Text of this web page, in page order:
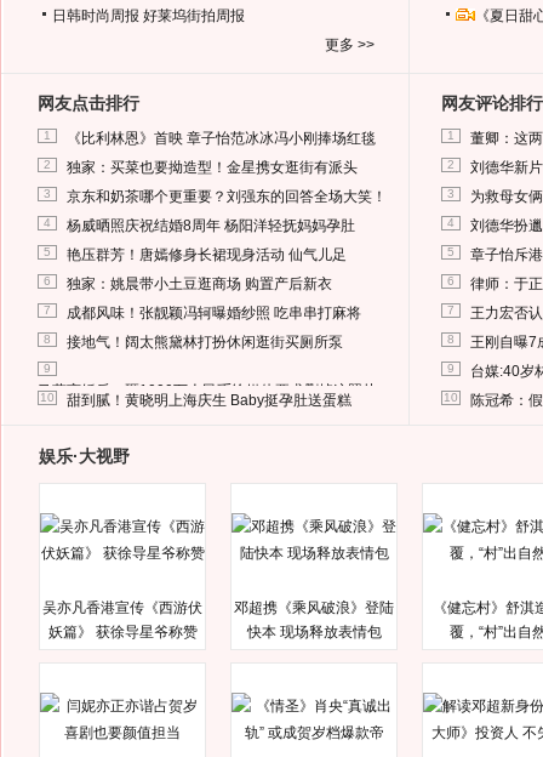
日韩时尚周报 好莱坞街拍周报
更多 >>
《夏日
网友点击排行
1 《比利林恩》首映 章子怡范冰冰冯小刚捧场红毯
2 独家：买菜也要拗造型！金星携女逛街有派头
3 京东和奶茶哪个更重要？刘强东的回答全场大笑！
4 杨威晒照庆祝结婚8周年 杨阳洋轻抚妈妈孕肚
5 艳压群芳！唐嫣修身长裙现身活动 仙气儿足
6 独家：姚晨带小土豆逛商场 购置产后新衣
7 成都风味！张靓颖冯轲曝婚纱照 吃串串打麻将
8 接地气！阔太熊黛林打扮休闲逛街买厕所泵
9
马蓉离婚后，砸1000万人民币给媒体要求删掉这照片
10 甜到腻！黄晓明上海庆生 Baby挺孕肚送蛋糕
网友评论排行
1 董卿：这
2 刘德华新
3 为救母女
4 刘德华扮
5 章子怡斥
6 律师：于
7 王力宏否
8 王刚自曝7
9 台媒:40岁
10 陈冠希：
娱乐·大视野
吴亦凡香港宣传《西游伏
妖篇》 获徐导星爷称赞
邓超携《乘风破浪》登陆
快本 现场释放表情包
《健忘村》舒淇
覆，“村”出自